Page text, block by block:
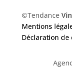
©Tendance
Mentions
Déclaration